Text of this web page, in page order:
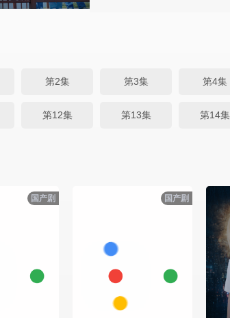
第2集 第3集 第4集
第12集 第13集 第14集
国产剧 国产剧